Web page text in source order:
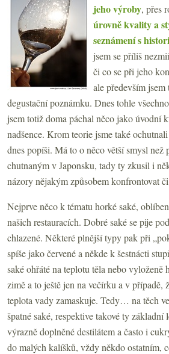
jeho výroby, přes
úrovně kvality a
seznámení s
jsem se příliš
či co se při jeho
ale především
degustační poznámku. Dnes tohle
jsem totiž doma páchal něco jako úvodní
nadšence. Krom teorie jsme také
dnes popíši. Má to o něco větší smysl než
chutnaným v Japonsku, tady ty zkusil i
názory nějakým způsobem konfrontovat
Nejprve něco k tématu horké saké,
našich restauracích. Dobré saké se pije
chlazené. Některé plnější typy pak při
spíše jako červené a někde k šestnácti
saké ohřáté na teplotu těla nebo vyloženě
zimě a to ještě jen na večírku a v případě,
teplota vady zamaskuje. Tedy… na těch
špatné saké, respektive takové ty
výrazně doplněné destilátem a často i
do malých kalíšků, vždy někdo ostatním,